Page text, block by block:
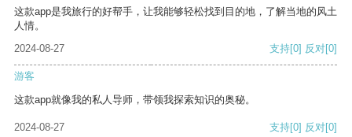
这款app是我旅行的好帮手，让我能够轻松找到目的地，了解当地的风土
人情。
2024-08-27
支持[0] 反对[0]
游客
这款app就像我的私人导师，带领我探索知识的奥秘。
2024-08-27 支持[0] 反对[0]